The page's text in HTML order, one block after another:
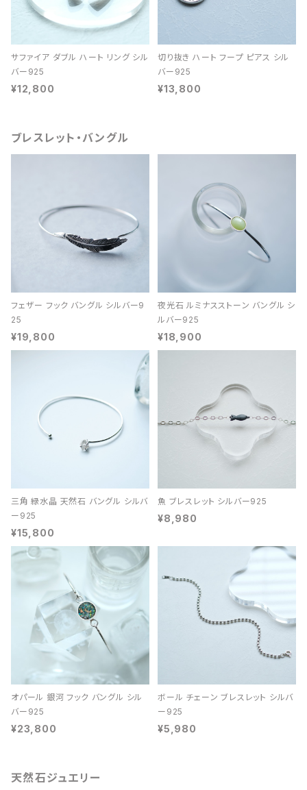
サファイア ダブル ハート リング シル
バー925
¥12,800
切り抜き ハート フープ ピアス シル
バー925
¥13,800
ブレスレット・バングル
フェザー フック バングル シルバー9
25
¥19,800
夜光石 ルミナスストーン バングル シ
ルバー925
¥18,900
三角 緑水晶 天然石 バングル シルバ
ー925
¥15,800
魚 ブレスレット シルバー925
¥8,980
オパール 銀河 フック バングル シル
バー925
¥23,800
ボール チェーン ブレスレット シルバ
ー925
¥5,980
天然石ジュエリー